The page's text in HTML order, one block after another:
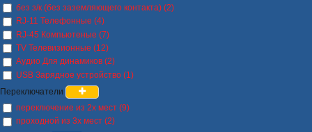
без з/к (без заземляющего контакта) (2)
RJ-11 Телефонные (4)
RJ-45 Компьютеные (7)
TV Телевизионные (12)
Аудио Для динамиков (2)
USB Зарядное устройство (1)
Переключатели
переключение из 2х мест (9)
проходной из 3х мест (2)